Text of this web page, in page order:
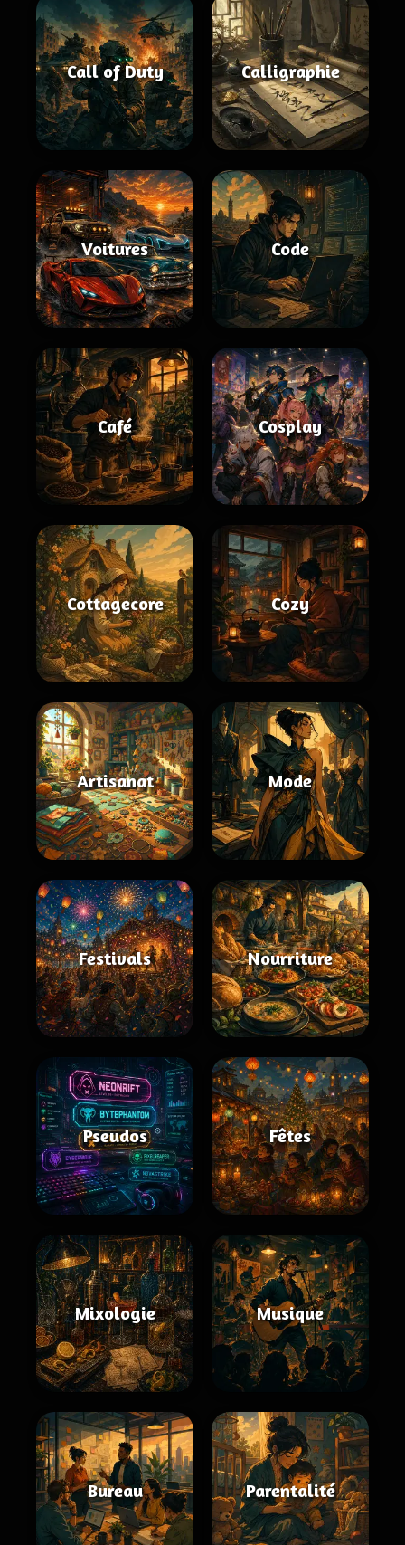
Call of Duty Calligraphie
Voitures Code
Café Cosplay
Cottagecore Cozy
Artisanat Mode
Festivals Nourriture
Pseudos Fêtes
Mixologie Musique
Bureau Parentalité